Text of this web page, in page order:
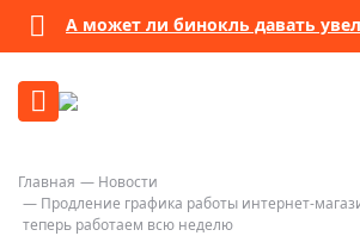
А может ли бинокль давать
Главная
Новости
Продление графика работы интернет-
теперь работаем всю неделю